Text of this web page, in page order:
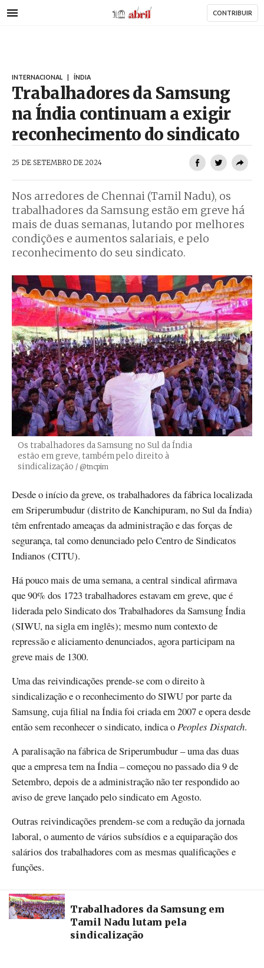
para
AbrilAbril CONTRIBUIR
INTERNACIONAL ÍNDIA
Trabalhadores da Samsung
na Índia continuam a exigir
reconhecimento do sindicato
25 DE SETEMBRO DE 2024
Nos arredores de Chennai (Tamil Nadu), os
trabalhadores da Samsung estão em greve há
mais de duas semanas, lutando por melhores
condições e aumentos salariais, e pelo
reconhecimento do seu sindicato.
Os trabalhadores da Samsung no Sul da Índia
estão em greve, também pelo direito à
sindicalização Créditos
/ @tncpim
Desde o início da greve, os trabalhadores da fábrica localizada
em Sriperumbudur (distrito de Kanchipuram, no Sul da Índia)
têm enfrentado ameaças da administração e das forças de
segurança, tal como denunciado pelo Centro de Sindicatos
Indianos (CITU).
Há pouco mais de uma semana, a central sindical afirmava
que 90% dos 1723 trabalhadores estavam em greve, que é
liderada pelo Sindicato dos Trabalhadores da Samsung Índia
(SIWU, na sigla em inglês); mesmo num contexto de
repressão e aliciamento denunciados, agora participam na
greve mais de 1300.
Uma das reivindicações prende-se com o direito à
sindicalização e o reconhecimento do SIWU por parte da
Samsung, cuja filial na Índia foi criada em 2007 e opera desde
então sem reconhecer o sindicato, indica oPeoples Dispatch.
A paralisação na fábrica de Sriperumbudur – uma das duas
que a empresa tem na Índia – começou no passado dia 9 de
Setembro, depois de a administração não ter respondido ao
aviso de greve lançado pelo sindicato em Agosto.
Outras reivindicações prendem-se com a redução da jornada
laboral, o aumento de vários subsídios e a equiparação dos
salários dos trabalhadores com as mesmas qualificações e
funções.
Trabalhadores da Samsung em
Tamil Nadu lutam pela
sindicalização